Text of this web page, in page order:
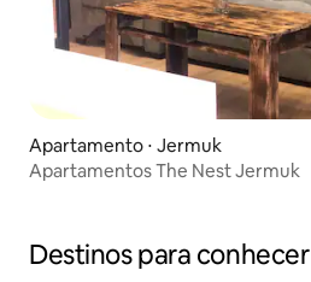
Apartamento ⋅ Jermuk
Apartamentos The Nest Jermuk
Destinos para conhecer